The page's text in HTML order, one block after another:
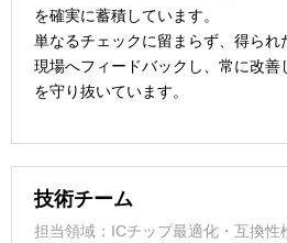
を確実に蓄積しています。
単なるチェックに留まらず、得られ
現場へフィードバックし、常に改
を守り抜いています。
技術チーム
担当領域：ICチップ最適化・互換性